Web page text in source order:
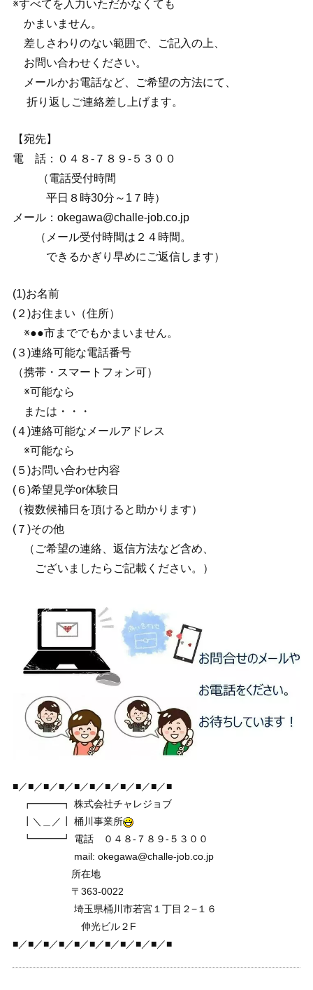
※すべてを入力いただかなくても
かまいません。
差しさわりのない範囲で、ご記入の上、
お問い合わせください。
メールかお電話など、ご希望の方法にて、
折り返しご連絡差し上げます。
【宛先】
電 話：０４８-７８９-５３００
（電話受付時間
平日８時30分～1７時）
メール：okegawa@challe-job.co.jp
（メール受付時間は２４時間。
できるかぎり早めにご返信します）
(1)お名前
(２)お住まい（住所）
※●●市まででもかまいません。
(３)連絡可能な電話番号
（携帯・スマートフォン可）
※可能なら
または・・・
(４)連絡可能なメールアドレス
※可能なら
(５)お問い合わせ内容
(６)希望見学or体験日
（複数候補日を頂けると助かります）
(７)その他
（ご希望の連絡、返信方法など含め、
ございましたらご記載ください。）
■／■／■／■／■／■／■／■／■／■／■
┏━━━┓ 株式会社チャレジョブ
┃＼＿／┃ 桶川事業所
┗━━━┛ 電話 ０４８-７８９-５３００
mail: okegawa@challe-job.co.jp
所在地
〒363-0022
埼玉県桶川市若宮１丁目２−１６
伸光ビル２F
■／■／■／■／■／■／■／■／■／■／■